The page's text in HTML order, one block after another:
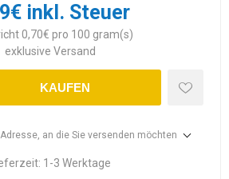
inkl. Steuer
0,70€ pro 100 gram(s)
exklusive Versand
KAUFEN
an die Sie versenden möchten
1-3 Werktage